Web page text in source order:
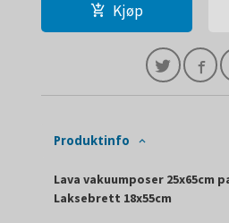
Kjøp
Produktinfo
Lava vakuumposer 25x65cm
Laksebrett 18x55cm